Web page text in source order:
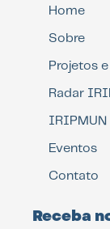
Home
Sobre
Projetos
Radar
IRIPMUN
Eventos
Contato
Receba